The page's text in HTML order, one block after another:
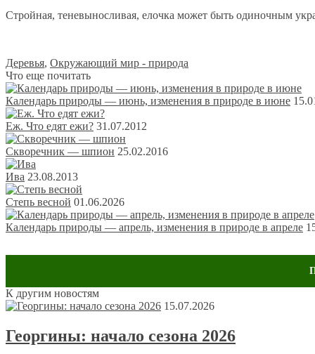
Стройная, теневыносливая, елочка может быть одиночным
Деревья, Окружающий мир - природа
Что еще почитать
Календарь природы — июнь, изменения в природе в июне
Еж. Что едят ежи? 31.07.2012
Скворечник — шпион 25.02.2016
Ива 23.08.2013
Степь весной 01.06.2026
Календарь природы — апрель, изменения в природе в апреле
Обсуждение: 14 комментариев
Ольга
24 октября 2013 в 6:59
К другим новостям
15.07.2026
Георгины: начало сезона 2026